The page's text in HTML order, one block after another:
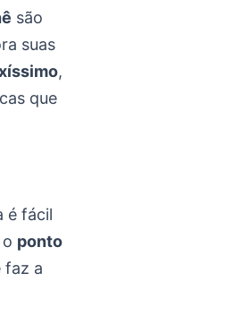
são
suas
,
que
é fácil
ponto
faz a